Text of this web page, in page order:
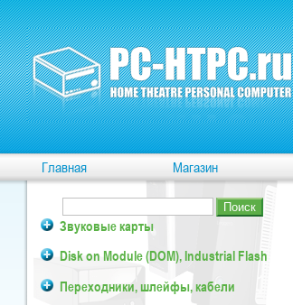
Главная Магазин
Звуковые карты
Disk on Module (DOM), Industrial Flash
Переходники, шлейфы, кабели